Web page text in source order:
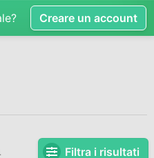
Filtra i risultati
Creare un account